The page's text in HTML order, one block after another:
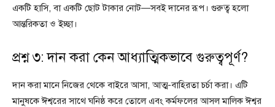
একটি হাসি, বা একটি ছোট টাকার নোট—সবই দানের রূপ। গুরুত্ব হলো
আন্তরিকতা ও ইচ্ছা।
প্রশ্ন ৩: দান করা কেন আধ্যাত্মিকভাবে গুরুত্বপূর্ণ?
দান করা মানে নিজের থেকে বাইরে আসা, আত্ম-বাহিরতা চর্চা করা। এটি
মানুষকে ঈশ্বরের সাথে ঘনিষ্ঠ করে তোলে এবং কর্মফলের আসল মালিক ঈশ্বর